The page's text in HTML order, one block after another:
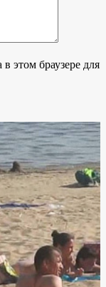
этом браузере для